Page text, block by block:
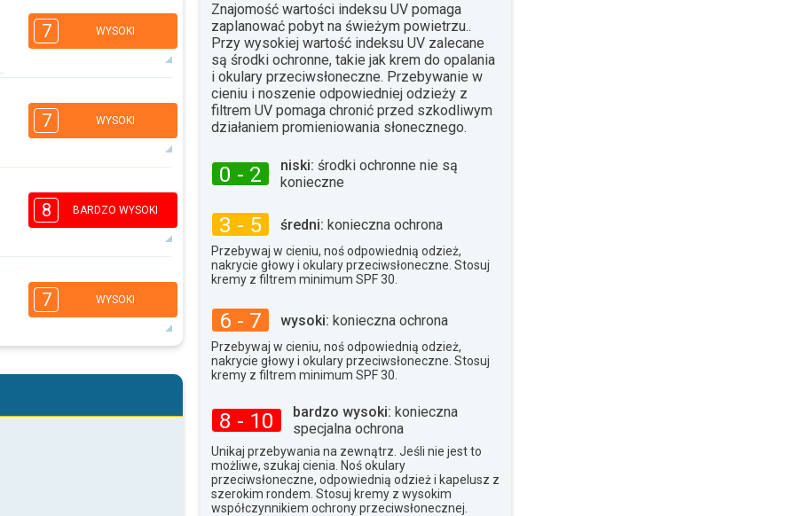
7 WYSOKI
4
16:00
3
34°max.
7 WYSOKI
4
16:00
3
32°max.
8 BARDZO WYSOKI
4
16:00
33°max.
7 WYSOKI
4 3
Znajomość wartości indeksu UV pomaga
zaplanować pobyt na świeżym powietrzu..
Przy wysokiej wartość indeksu UV zalecane
są środki ochronne, takie jak krem do opalania
i okulary przeciwsłoneczne. Przebywanie w
cieniu i noszenie odpowiedniej odzieży z
filtrem UV pomaga chronić przed szkodliwym
działaniem promieniowania słonecznego.
0 - 2 niski: środki ochronne nie są
konieczne
3 - 5 średni: konieczna ochrona
Przebywaj w cieniu, noś odpowiednią odzież,
nakrycie głowy i okulary przeciwsłoneczne. Stosuj
kremy z filtrem minimum SPF 30.
6 - 7 wysoki: konieczna ochrona
Przebywaj w cieniu, noś odpowiednią odzież,
nakrycie głowy i okulary przeciwsłoneczne. Stosuj
kremy z filtrem minimum SPF 30.
8 - 10 bardzo wysoki: konieczna
specjalna ochrona
Unikaj przebywania na zewnątrz. Jeśli nie jest to
możliwe, szukaj cienia. Noś okulary
przeciwsłoneczne, odpowiednią odzież i kapelusz z
szerokim rondem. Stosuj kremy z wysokim
współczynnikiem ochrony przeciwsłonecznej.